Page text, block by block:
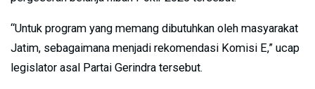
“Untuk program yang memang dibutuhkan oleh masyarakat
Jatim, sebagaimana menjadi rekomendasi Komisi E,” ucap
legislator asal Partai Gerindra tersebut.